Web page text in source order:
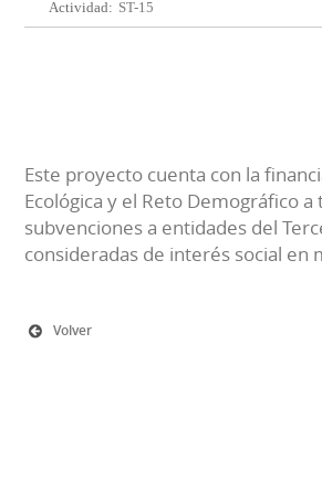
Actividad: ST-15
Este proyecto cuenta con la
Ecológica y el Reto Demográfico
subvenciones a entidades del
consideradas de interés social en
Volver